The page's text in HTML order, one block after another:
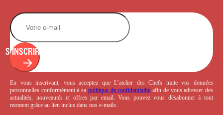
S'INSCRIRE
En vous inscrivant, vous acceptez que L’atelier des Chefs traite vos données
personnelles conformément à sa politique de confidentialité afin de vous adresser des
actualités, nouveautés et offres par email. Vous pouvez vous désabonner à tout
moment grâce au lien inclus dans nos e-mails.